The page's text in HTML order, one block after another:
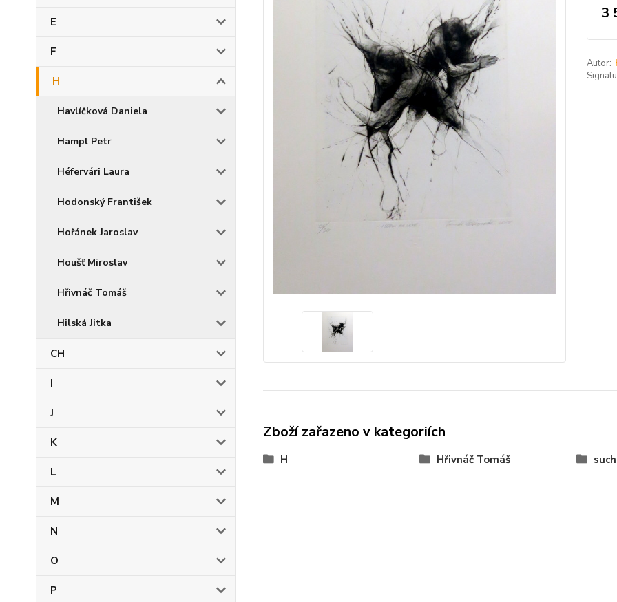
E
F
H
Havlíčková Daniela
Hampl Petr
Héfervári Laura
Hodonský František
Hořánek Jaroslav
Houšť Miroslav
Hřivnáč Tomáš
Hilská Jitka
CH
I
J
K
L
M
N
O
P
3
Autor:
Zboží zařazeno v kategoriích
H Hřivnáč Tomáš